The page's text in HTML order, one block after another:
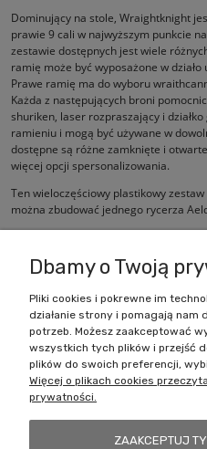
Dominujący na stole, Wraightknight
prawie 9 cali w najwyższym punkcie
zestawie dostępnych jest wiele
ramię może być wyposażone w
Prawe ramię ma do wyboru
Każda z następujących broni
shuriken, laser rozpraszający i
ramieniu i mogą być używane w
dostępne są różne zamknięte i
więcej opcji spersonalizowania.
Ten wieloczęściowy plastikowy
można zbudować jednego rycerza
Dbamy o Twoją
Pliki cookies i pokrewne im
działanie strony i pomagają
potrzeb. Możesz zaakceptować
wszystkich tych plików i przejść
plików do swoich preferencji,
Więcej o plikach cookies
prywatności.
ZAAKCEPTUJ